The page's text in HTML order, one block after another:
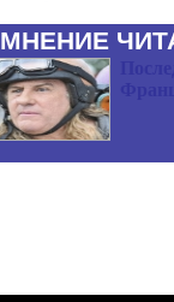
МНЕНИЕ